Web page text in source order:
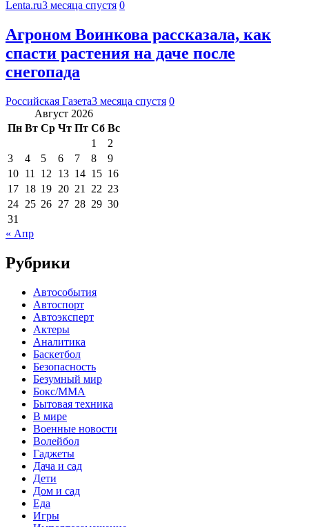
Lenta.ru3 месяца спустя 0
Агроном Воинкова рассказала, как
спасти растения на даче после
снегопада
Российская Газета3 месяца спустя 0
Август 2026
Пн Вт Ср Чт Пт Сб Вс
1
2
3
4 5 6 7 8
9
10 11 12 13 14 15 16
17 18 19 20 21 22 23
24 25 26 27 28 29 30
31
« Апр
Рубрики
Автособытия
Автоспорт
Автоэксперт
Актеры
Аналитика
Баскетбол
Безопасность
Безумный мир
Бокс/MMA
Бытовая техника
В мире
Военные новости
Волейбол
Гаджеты
Дача и сад
Дети
Дом и сад
Еда
Игры